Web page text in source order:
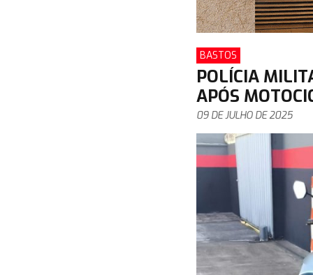
BASTOS
POLÍCIA
APÓS
09 DE JULHO DE 2025